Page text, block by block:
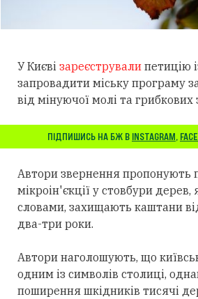
У Києві зареєстрували петицію
запровадити міську програму
від мінуючої молі та
ПІДПИШИСЬ НА БЖ В INSTAGRAM,
Автори звернення пропонують
мікроін'єкції у стовбури дерев,
словами, захищають каштани
два-три роки.
Автори наголошують, що
одним із символів столиці,
поширення шкідників тисячі